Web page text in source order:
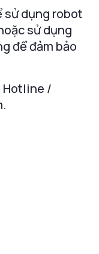
sử dụng robot
sử dụng
để đảm bảo
Hotline /